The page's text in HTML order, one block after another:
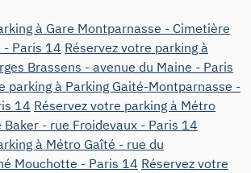
à Gare Montparnasse - Cimetière
- Paris 14 Réservez votre parking à
Brassens - avenue du Maine - Paris
parking à Parking Gaité-Montparnasse -
14 Réservez votre parking à Métro
Baker - rue Froidevaux - Paris 14
à Métro Gaîté - rue du
Mouchotte - Paris 14 Réservez votre